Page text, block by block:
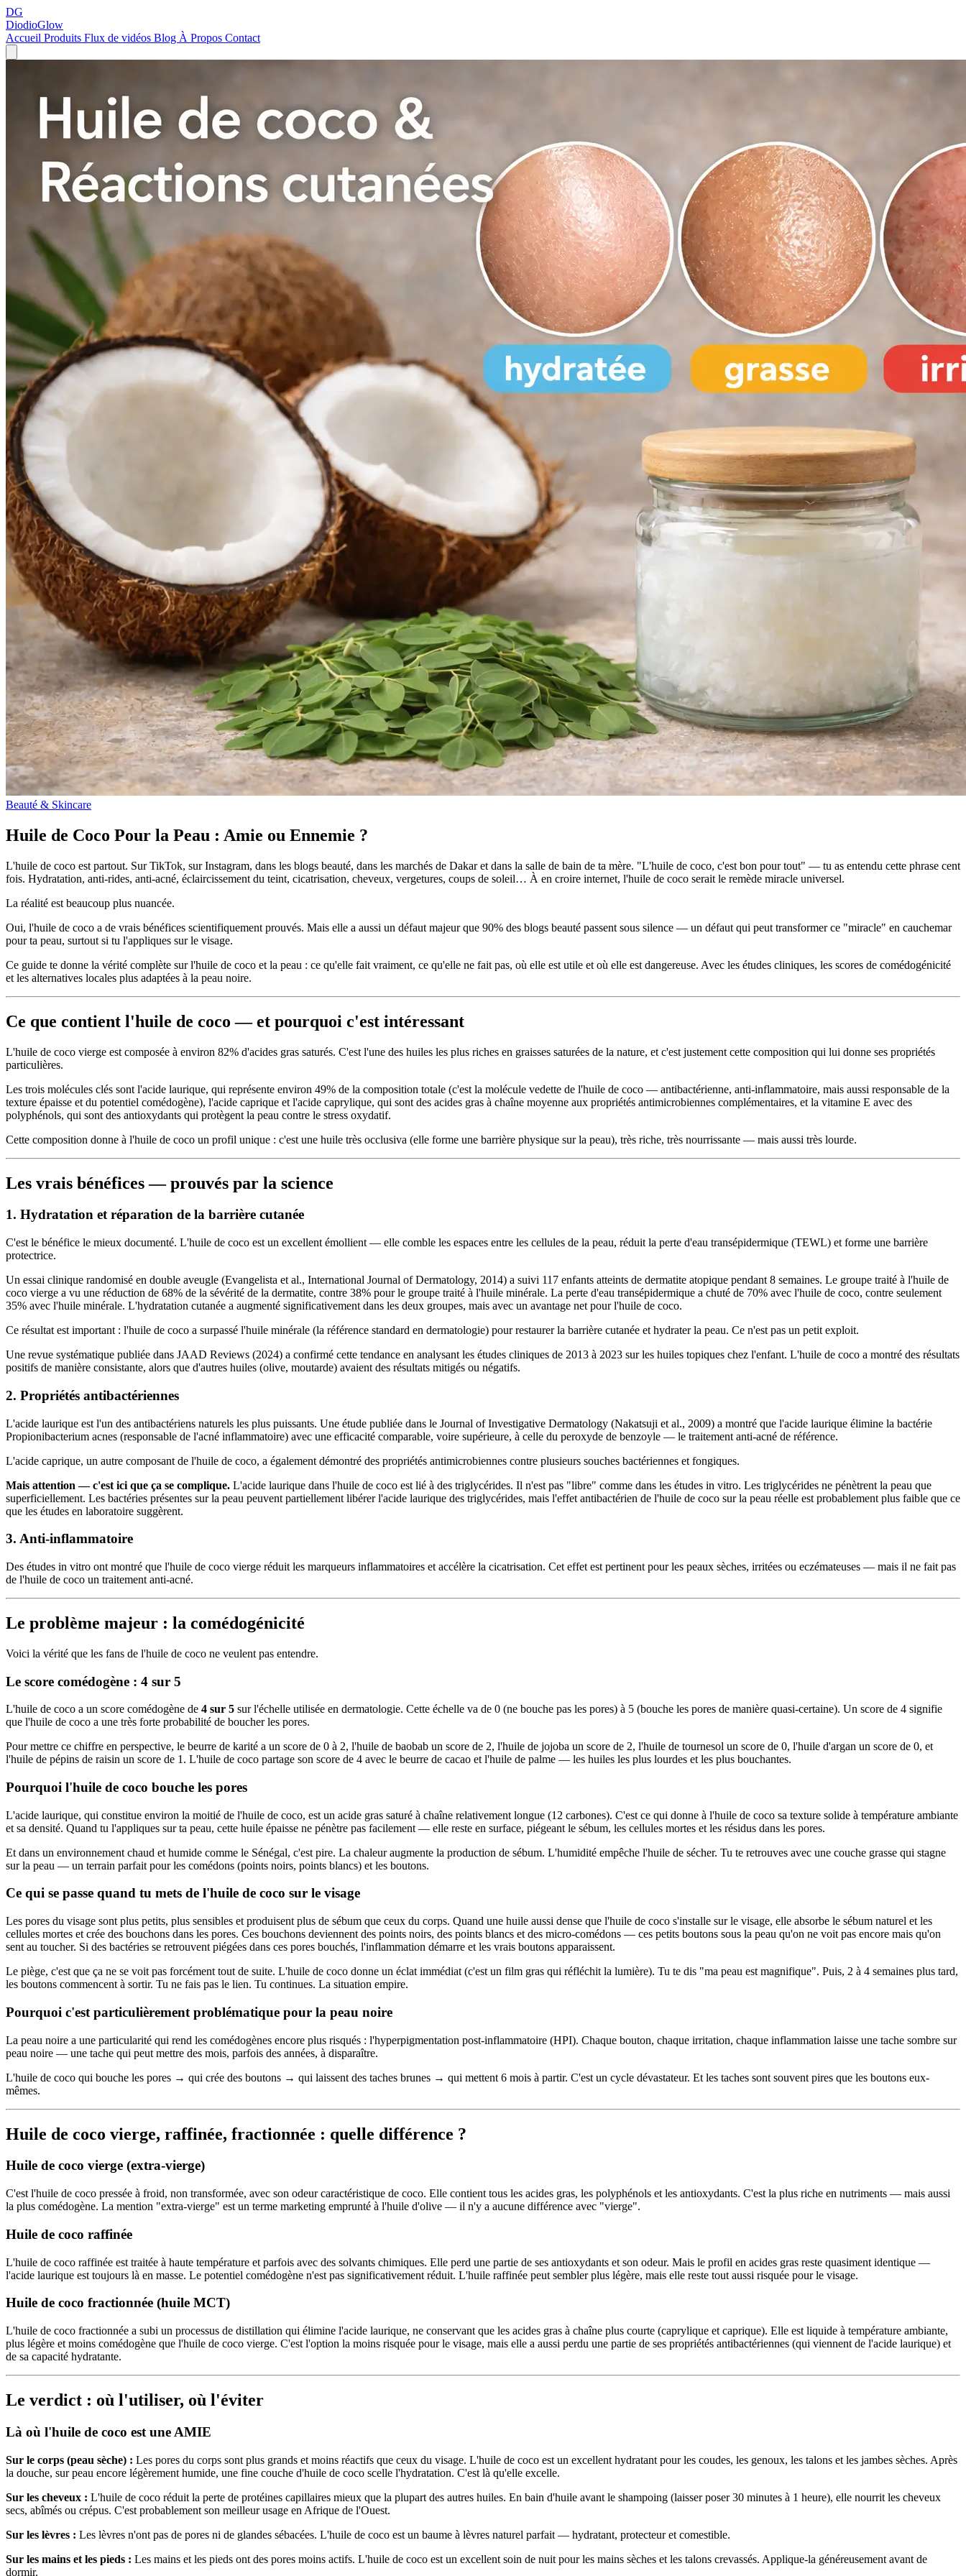
DG
DiodioGlow
Accueil Produits Flux de vidéos Blog À Propos Contact
Beauté & Skincare
Huile de Coco Pour la Peau : Amie ou Ennemie ?
L'huile de coco est partout. Sur TikTok, sur Instagram, dans les blogs beauté, dans les marchés de Dakar et dans la salle de bain de ta mère. "L'huile de coco, c'est bon pour tout" — tu as entendu cette phrase cent
fois. Hydratation, anti-rides, anti-acné, éclaircissement du teint, cicatrisation, cheveux, vergetures, coups de soleil… À en croire internet, l'huile de coco serait le remède miracle universel.
La réalité est beaucoup plus nuancée.
Oui, l'huile de coco a de vrais bénéfices scientifiquement prouvés. Mais elle a aussi un défaut majeur que 90% des blogs beauté passent sous silence — un défaut qui peut transformer ce "miracle" en cauchemar
pour ta peau, surtout si tu l'appliques sur le visage.
Ce guide te donne la vérité complète sur l'huile de coco et la peau : ce qu'elle fait vraiment, ce qu'elle ne fait pas, où elle est utile et où elle est dangereuse. Avec les études cliniques, les scores de comédogénicité
et les alternatives locales plus adaptées à la peau noire.
Ce que contient l'huile de coco — et pourquoi c'est intéressant
L'huile de coco vierge est composée à environ 82% d'acides gras saturés. C'est l'une des huiles les plus riches en graisses saturées de la nature, et c'est justement cette composition qui lui donne ses propriétés
particulières.
Les trois molécules clés sont l'acide laurique, qui représente environ 49% de la composition totale (c'est la molécule vedette de l'huile de coco — antibactérienne, anti-inflammatoire, mais aussi responsable de la
texture épaisse et du potentiel comédogène), l'acide caprique et l'acide caprylique, qui sont des acides gras à chaîne moyenne aux propriétés antimicrobiennes complémentaires, et la vitamine E avec des
polyphénols, qui sont des antioxydants qui protègent la peau contre le stress oxydatif.
Cette composition donne à l'huile de coco un profil unique : c'est une huile très occlusiva (elle forme une barrière physique sur la peau), très riche, très nourrissante — mais aussi très lourde.
Les vrais bénéfices — prouvés par la science
1. Hydratation et réparation de la barrière cutanée
C'est le bénéfice le mieux documenté. L'huile de coco est un excellent émollient — elle comble les espaces entre les cellules de la peau, réduit la perte d'eau transépidermique (TEWL) et forme une barrière
protectrice.
Un essai clinique randomisé en double aveugle (Evangelista et al., International Journal of Dermatology, 2014) a suivi 117 enfants atteints de dermatite atopique pendant 8 semaines. Le groupe traité à l'huile de
coco vierge a vu une réduction de 68% de la sévérité de la dermatite, contre 38% pour le groupe traité à l'huile minérale. La perte d'eau transépidermique a chuté de 70% avec l'huile de coco, contre seulement
35% avec l'huile minérale. L'hydratation cutanée a augmenté significativement dans les deux groupes, mais avec un avantage net pour l'huile de coco.
Ce résultat est important : l'huile de coco a surpassé l'huile minérale (la référence standard en dermatologie) pour restaurer la barrière cutanée et hydrater la peau. Ce n'est pas un petit exploit.
Une revue systématique publiée dans JAAD Reviews (2024) a confirmé cette tendance en analysant les études cliniques de 2013 à 2023 sur les huiles topiques chez l'enfant. L'huile de coco a montré des résultats
positifs de manière consistante, alors que d'autres huiles (olive, moutarde) avaient des résultats mitigés ou négatifs.
2. Propriétés antibactériennes
L'acide laurique est l'un des antibactériens naturels les plus puissants. Une étude publiée dans le Journal of Investigative Dermatology (Nakatsuji et al., 2009) a montré que l'acide laurique élimine la bactérie
Propionibacterium acnes (responsable de l'acné inflammatoire) avec une efficacité comparable, voire supérieure, à celle du peroxyde de benzoyle — le traitement anti-acné de référence.
L'acide caprique, un autre composant de l'huile de coco, a également démontré des propriétés antimicrobiennes contre plusieurs souches bactériennes et fongiques.
Mais attention — c'est ici que ça se complique. L'acide laurique dans l'huile de coco est lié à des triglycérides. Il n'est pas "libre" comme dans les études in vitro. Les triglycérides ne pénètrent la peau que
superficiellement. Les bactéries présentes sur la peau peuvent partiellement libérer l'acide laurique des triglycérides, mais l'effet antibactérien de l'huile de coco sur la peau réelle est probablement plus faible que ce
que les études en laboratoire suggèrent.
3. Anti-inflammatoire
Des études in vitro ont montré que l'huile de coco vierge réduit les marqueurs inflammatoires et accélère la cicatrisation. Cet effet est pertinent pour les peaux sèches, irritées ou eczémateuses — mais il ne fait pas
de l'huile de coco un traitement anti-acné.
Le problème majeur : la comédogénicité
Voici la vérité que les fans de l'huile de coco ne veulent pas entendre.
Le score comédogène : 4 sur 5
L'huile de coco a un score comédogène de 4 sur 5 sur l'échelle utilisée en dermatologie. Cette échelle va de 0 (ne bouche pas les pores) à 5 (bouche les pores de manière quasi-certaine). Un score de 4 signifie
que l'huile de coco a une très forte probabilité de boucher les pores.
Pour mettre ce chiffre en perspective, le beurre de karité a un score de 0 à 2, l'huile de baobab un score de 2, l'huile de jojoba un score de 2, l'huile de tournesol un score de 0, l'huile d'argan un score de 0, et
l'huile de pépins de raisin un score de 1. L'huile de coco partage son score de 4 avec le beurre de cacao et l'huile de palme — les huiles les plus lourdes et les plus bouchantes.
Pourquoi l'huile de coco bouche les pores
L'acide laurique, qui constitue environ la moitié de l'huile de coco, est un acide gras saturé à chaîne relativement longue (12 carbones). C'est ce qui donne à l'huile de coco sa texture solide à température ambiante
et sa densité. Quand tu l'appliques sur ta peau, cette huile épaisse ne pénètre pas facilement — elle reste en surface, piégeant le sébum, les cellules mortes et les résidus dans les pores.
Et dans un environnement chaud et humide comme le Sénégal, c'est pire. La chaleur augmente la production de sébum. L'humidité empêche l'huile de sécher. Tu te retrouves avec une couche grasse qui stagne
sur la peau — un terrain parfait pour les comédons (points noirs, points blancs) et les boutons.
Ce qui se passe quand tu mets de l'huile de coco sur le visage
Les pores du visage sont plus petits, plus sensibles et produisent plus de sébum que ceux du corps. Quand une huile aussi dense que l'huile de coco s'installe sur le visage, elle absorbe le sébum naturel et les
cellules mortes et crée des bouchons dans les pores. Ces bouchons deviennent des points noirs, des points blancs et des micro-comédons — ces petits boutons sous la peau qu'on ne voit pas encore mais qu'on
sent au toucher. Si des bactéries se retrouvent piégées dans ces pores bouchés, l'inflammation démarre et les vrais boutons apparaissent.
Le piège, c'est que ça ne se voit pas forcément tout de suite. L'huile de coco donne un éclat immédiat (c'est un film gras qui réfléchit la lumière). Tu te dis "ma peau est magnifique". Puis, 2 à 4 semaines plus tard,
les boutons commencent à sortir. Tu ne fais pas le lien. Tu continues. La situation empire.
Pourquoi c'est particulièrement problématique pour la peau noire
La peau noire a une particularité qui rend les comédogènes encore plus risqués : l'hyperpigmentation post-inflammatoire (HPI). Chaque bouton, chaque irritation, chaque inflammation laisse une tache sombre sur
peau noire — une tache qui peut mettre des mois, parfois des années, à disparaître.
L'huile de coco qui bouche les pores → qui crée des boutons → qui laissent des taches brunes → qui mettent 6 mois à partir. C'est un cycle dévastateur. Et les taches sont souvent pires que les boutons eux-
mêmes.
Huile de coco vierge, raffinée, fractionnée : quelle différence ?
Huile de coco vierge (extra-vierge)
C'est l'huile de coco pressée à froid, non transformée, avec son odeur caractéristique de coco. Elle contient tous les acides gras, les polyphénols et les antioxydants. C'est la plus riche en nutriments — mais aussi
la plus comédogène. La mention "extra-vierge" est un terme marketing emprunté à l'huile d'olive — il n'y a aucune différence avec "vierge".
Huile de coco raffinée
L'huile de coco raffinée est traitée à haute température et parfois avec des solvants chimiques. Elle perd une partie de ses antioxydants et son odeur. Mais le profil en acides gras reste quasiment identique —
l'acide laurique est toujours là en masse. Le potentiel comédogène n'est pas significativement réduit. L'huile raffinée peut sembler plus légère, mais elle reste tout aussi risquée pour le visage.
Huile de coco fractionnée (huile MCT)
L'huile de coco fractionnée a subi un processus de distillation qui élimine l'acide laurique, ne conservant que les acides gras à chaîne plus courte (caprylique et caprique). Elle est liquide à température ambiante,
plus légère et moins comédogène que l'huile de coco vierge. C'est l'option la moins risquée pour le visage, mais elle a aussi perdu une partie de ses propriétés antibactériennes (qui viennent de l'acide laurique) et
de sa capacité hydratante.
Le verdict : où l'utiliser, où l'éviter
Là où l'huile de coco est une AMIE
Sur le corps (peau sèche) : Les pores du corps sont plus grands et moins réactifs que ceux du visage. L'huile de coco est un excellent hydratant pour les coudes, les genoux, les talons et les jambes sèches. Après
la douche, sur peau encore légèrement humide, une fine couche d'huile de coco scelle l'hydratation. C'est là qu'elle excelle.
Sur les cheveux : L'huile de coco réduit la perte de protéines capillaires mieux que la plupart des autres huiles. En bain d'huile avant le shampoing (laisser poser 30 minutes à 1 heure), elle nourrit les cheveux
secs, abîmés ou crépus. C'est probablement son meilleur usage en Afrique de l'Ouest.
Sur les lèvres : Les lèvres n'ont pas de pores ni de glandes sébacées. L'huile de coco est un baume à lèvres naturel parfait — hydratant, protecteur et comestible.
Sur les mains et les pieds : Les mains et les pieds ont des pores moins actifs. L'huile de coco est un excellent soin de nuit pour les mains sèches et les talons crevassés. Applique-la généreusement avant de
dormir.